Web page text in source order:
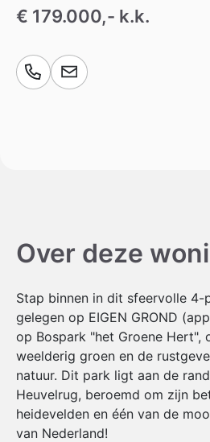
€ 179.000,- k.k.
Over deze
Stap binnen in dit sfeervolle 4-
gelegen op EIGEN GROND
op Bospark "het Groene Hert",
weelderig groen en de
natuur. Dit park ligt aan de
Heuvelrug, beroemd om zijn
heidevelden en één van de
van Nederland!